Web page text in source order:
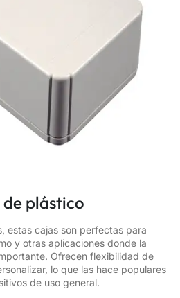
de plástico
estas cajas son perfectas para
y otras aplicaciones donde la
Ofrecen flexibilidad de
lo que las hace populares
de uso general.